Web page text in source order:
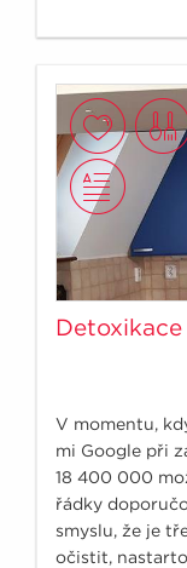
V momentu,
mi Google při
18 400 000
řádky
smyslu, že je
očistit,